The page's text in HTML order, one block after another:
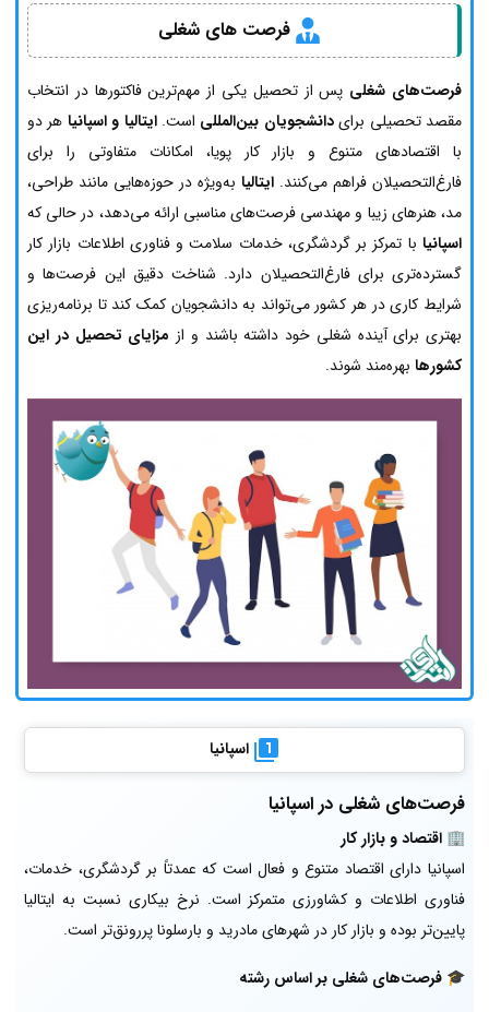
فرصت های شغلی
فرصت‌های شغلی پس از تحصیل یکی از مهم‌ترین فاکتورها در انتخاب
مقصد تحصیلی برایدانشجویان بین‌المللی است.ایتالیا و اسپانیا هر دو
با اقتصادهای متنوع و بازار کار پویا، امکانات متفاوتی را برای
فارغ‌التحصیلان فراهم می‌کنند. ایتالیا به‌ویژه در حوزه‌هایی مانند طراحی،
مد، هنرهای زیبا و مهندسی فرصت‌های مناسبی ارائه می‌دهد، در حالی که
اسپانیا با تمرکز بر گردشگری، خدمات سلامت و فناوری اطلاعات بازار کار
گسترده‌تری برای فارغ‌التحصیلان دارد. شناخت دقیق این فرصت‌ها و
شرایط کاری در هر کشور می‌تواند به دانشجویان کمک کند تا برنامه‌ریزی
بهتری برای آینده شغلی خود داشته باشند و از مزایای تحصیل در این
کشورها بهره‌مند شوند.
اسپانیا
فرصت‌های شغلی در اسپانیا
🏢 اقتصاد و بازار کار
اسپانیا دارای اقتصاد متنوع و فعال است که عمدتاً بر گردشگری، خدمات،
فناوری اطلاعات و کشاورزی متمرکز است. نرخ بیکاری نسبت به ایتالیا
پایین‌تر بوده و بازار کار در شهرهای مادرید و بارسلونا پررونق‌تر است.
🎓 فرصت‌های شغلی بر اساس رشته